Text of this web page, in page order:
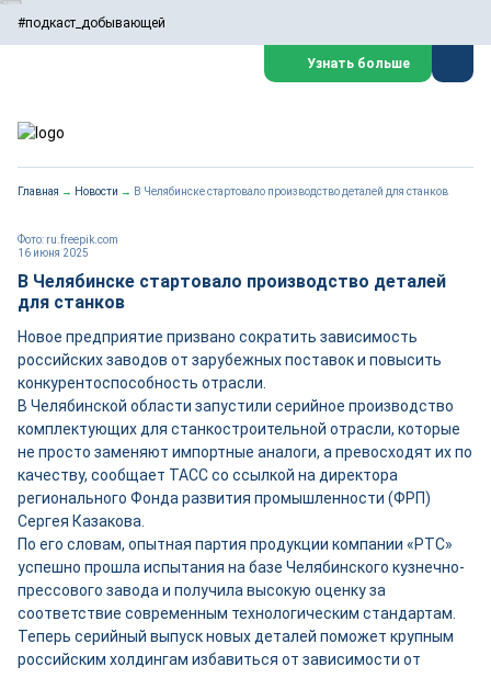
#подкаст_добывающей
Узнать больше
Главная → Новости → В Челябинске стартовало производство деталей для станков
16 июня 2025
Фото: ru.freepik.com
В Челябинске стартовало производство деталей
для станков
Новое предприятие призвано сократить зависимость
российских заводов от зарубежных поставок и повысить
конкурентоспособность отрасли.
В Челябинской области запустили серийное производство
комплектующих для станкостроительной отрасли, которые
не просто заменяют импортные аналоги, а превосходят их по
качеству, сообщает ТАСС со ссылкой на директора
регионального Фонда развития промышленности (ФРП)
Сергея Казакова.
По его словам, опытная партия продукции компании «РТС»
успешно прошла испытания на базе Челябинского кузнечно-
прессового завода и получила высокую оценку за
соответствие современным технологическим стандартам.
Теперь серийный выпуск новых деталей поможет крупным
российским холдингам избавиться от зависимости от